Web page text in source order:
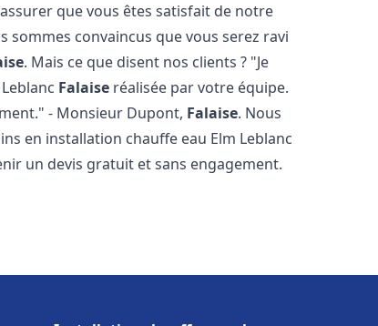
que vous êtes satisfait de notre
convaincus que vous serez ravi
. Mais ce que disent nos clients ? "Je
Falaise réalisée par votre équipe.
- Monsieur Dupont, Falaise. Nous
en installation chauffe eau Elm Leblanc
un devis gratuit et sans engagement.